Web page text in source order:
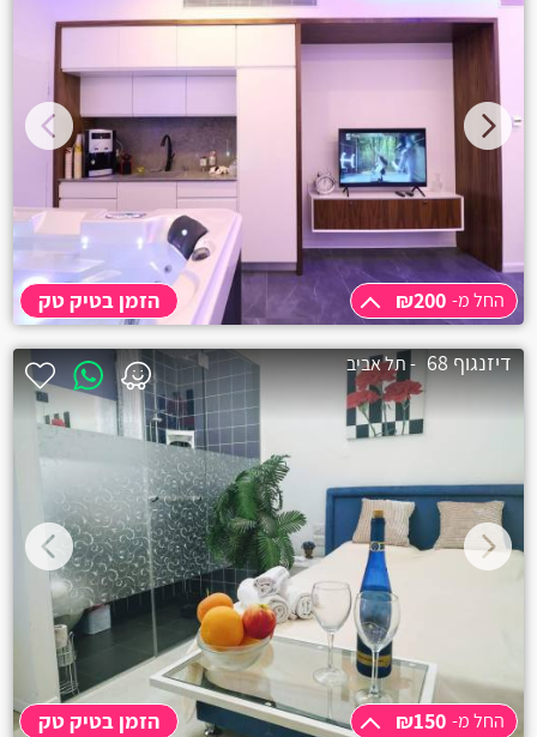
החל מ-
₪200
3 שעות
₪350
חצי יום לילה ₪750
הזמן בטיק טק החל מ- ₪200
דיזנגוף 68 - תל אביב
הזמן בטיק טק החל מ- ₪150